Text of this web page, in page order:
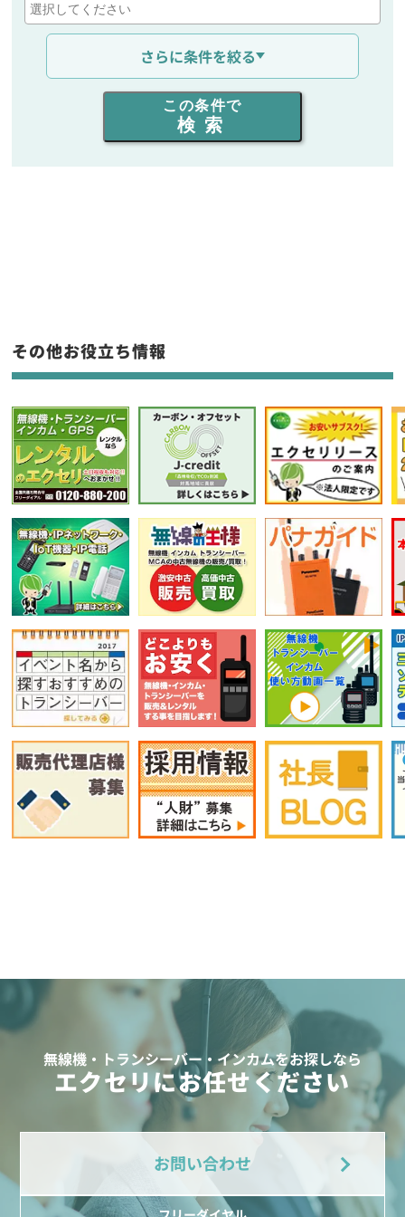
通信距離を選ぶ
出力を選ぶ
同時通話人数を選ぶ
フリーワード入力(製品名等)
選択条件をリセット
さらに条件を絞る
この条件で
検索
その他お役立ち情報
無線機・トランシーバー・インカムをお探しなら
エクセリにお任せください
お問い合わせ